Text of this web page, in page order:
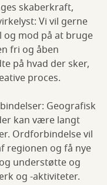
skaberkraft,
Vi vil gerne
og mod på at bruge
fri og åben
på hvad der sker,
proces.
Geografisk
kan være langt
Ordforbindelse vil
regionen og få nye
understøtte og
og -aktiviteter.